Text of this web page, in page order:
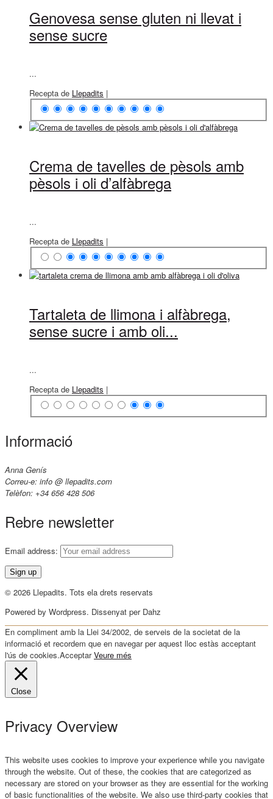
Genovesa sense gluten ni llevat i
sense sucre
...
Recepta de Llepadits |
Crema de tavelles de pèsols amb
pèsols i oli d’alfàbrega
...
Recepta de Llepadits |
Tartaleta de llimona i alfàbrega,
sense sucre i amb oli...
...
Recepta de Llepadits |
Informació
Anna Genís
Correu-e: info @ llepadits.com
Telèfon: +34 656 428 506
Rebre newsletter
Email address:
© 2026 Llepadits. Tots ela drets reservats
Powered by Wordpress. Dissenyat per Dahz
En compliment amb la Llei 34/2002, de serveis de la societat de la
informació et recordem que en navegar per aquest lloc estàs acceptant
l'ús de cookies.Acceptar Veure més
Close
Privacy Overview
This website uses cookies to improve your experience while you navigate
through the website. Out of these, the cookies that are categorized as
necessary are stored on your browser as they are essential for the working
of basic functionalities of the website. We also use third-party cookies that